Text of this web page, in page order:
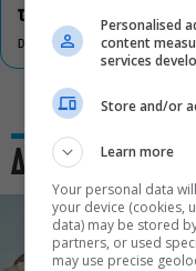
τον πολιτισμό
DON'T MISS
Δες και αυτό
Personalised
content
services
Store and/or
Learn more
Your personal data
your device (cookies,
data) may be stored
partners, or used
may use precise